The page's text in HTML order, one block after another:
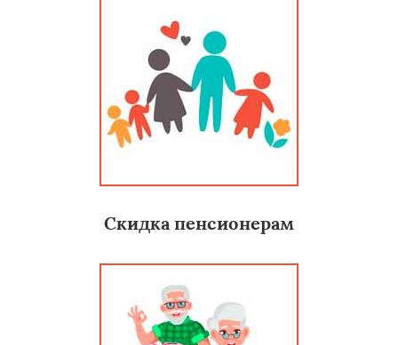
Скидка пенсионерам